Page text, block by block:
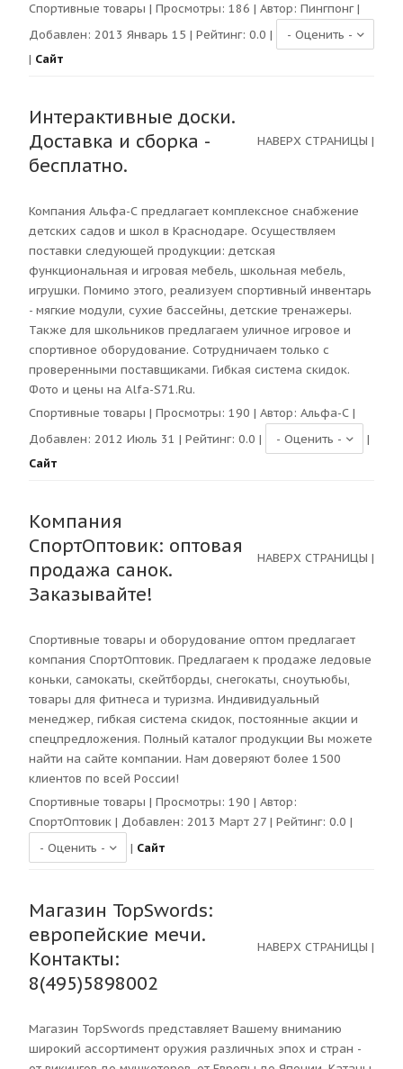
Спортивные товары | Просмотры: 186 | Автор: Пингпонг|
Добавлен: 2013 Январь 15 | Рейтинг: 0.0 |
| Сайт
Интерактивные доски.
Доставка и сборка -
бесплатно.
НАВЕРХ СТРАНИЦЫ |
Компания Альфа-С предлагает комплексное снабжение
детских садов и школ в Краснодаре. Осуществляем
поставки следующей продукции: детская
функциональная и игровая мебель, школьная мебель,
игрушки. Помимо этого, реализуем спортивный инвентарь
- мягкие модули, сухие бассейны, детские тренажеры.
Также для школьников предлагаем уличное игровое и
спортивное оборудование. Сотрудничаем только с
проверенными поставщиками. Гибкая система скидок.
Фото и цены на Alfa-S71.Ru.
Спортивные товары | Просмотры: 190 | Автор: Альфа-С |
Добавлен: 2012 Июль 31 | Рейтинг: 0.0 |
|
Сайт
Компания
СпортОптовик: оптовая
продажа санок.
Заказывайте!
НАВЕРХ СТРАНИЦЫ |
Спортивные товары и оборудование оптом предлагает
компания СпортОптовик. Предлагаем к продаже ледовые
коньки, самокаты, скейтборды, снегокаты, сноутьюбы,
товары для фитнеса и туризма. Индивидуальный
менеджер, гибкая система скидок, постоянные акции и
спецпредложения. Полный каталог продукции Вы можете
найти на сайте компании. Нам доверяют более 1500
клиентов по всей России!
Спортивные товары | Просмотры: 190 | Автор:
СпортОптовик | Добавлен: 2013 Март 27 | Рейтинг: 0.0 |
| Сайт
Магазин TopSwords:
европейские мечи.
Контакты:
8(495)5898002
НАВЕРХ СТРАНИЦЫ |
Магазин TopSwords представляет Вашему вниманию
широкий ассортимент оружия различных эпох и стран -